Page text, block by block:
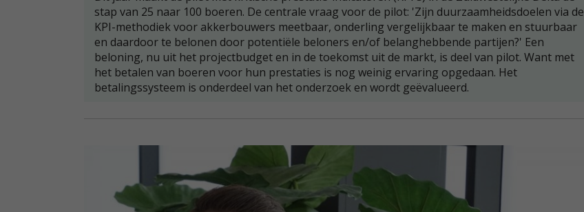
stap van 25 naar 100 boeren. De centrale vraag voor de pilot: 'Zijn duurzaamheidsdoelen via de
KPI-methodiek voor akkerbouwers meetbaar, onderling vergelijkbaar te maken en stuurbaar
en daardoor te belonen door potentiële beloners en/of belanghebbende partijen?' Een
beloning, nu uit het projectbudget en in de toekomst uit de markt, is deel van pilot. Want met
het betalen van boeren voor hun prestaties is nog weinig ervaring opgedaan. Het
betalingssysteem is onderdeel van het onderzoek en wordt geëvalueerd.